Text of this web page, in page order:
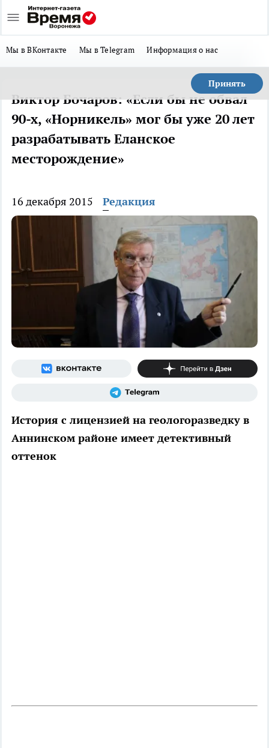
Мы в ВКонтакте Мы в Telegram Информация о нас
Принять
Виктор Бочаров: «Если бы не обвал
90-х, «Норникель» мог бы уже 20 лет
разрабатывать Еланское
месторождение»
16 декабря 2015 Редакция
История с лицензией на геологоразведку в
Аннинском районе имеет детективный
оттенок